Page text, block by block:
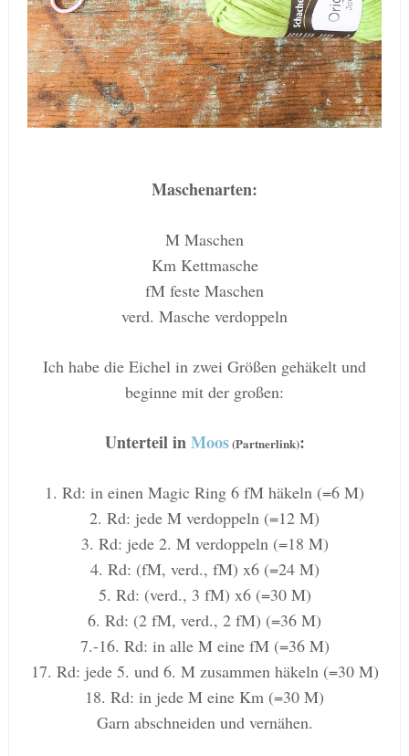
Maschenarten:
M Maschen
Km Kettmasche
fM feste Maschen
verd. Masche verdoppeln
Ich habe die Eichel in zwei Größen gehäkelt und
beginne mit der großen:
Unterteil inMoos(Partnerlink):
1. Rd: in einen Magic Ring 6 fM häkeln (=6 M)
2. Rd: jede M verdoppeln (=12 M)
3. Rd: jede 2. M verdoppeln (=18 M)
4. Rd: (fM, verd., fM) x6 (=24 M)
5. Rd: (verd., 3 fM) x6 (=30 M)
6. Rd: (2 fM, verd., 2 fM) (=36 M)
7.-16. Rd: in alle M eine fM (=36 M)
17. Rd: jede 5. und 6. M zusammen häkeln (=30 M)
18. Rd: in jede M eine Km (=30 M)
Garn abschneiden und vernähen.